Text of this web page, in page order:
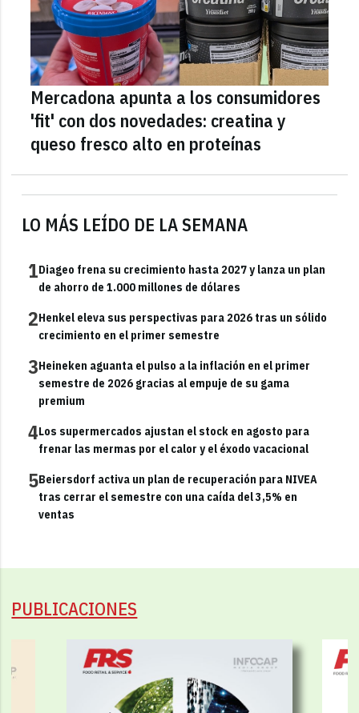
LO MÁS LEÍDO DE LA SEMANA
1Diageo frena su crecimiento hasta 2027 y lanza un plan
de ahorro de 1.000 millones de dólares
2Henkel eleva sus perspectivas para 2026 tras un sólido
crecimiento en el primer semestre
3Heineken aguanta el pulso a la inflación en el primer
semestre de 2026 gracias al empuje de su gama
premium
4Los supermercados ajustan el stock en agosto para
frenar las mermas por el calor y el éxodo vacacional
5Beiersdorf activa un plan de recuperación para NIVEA
tras cerrar el semestre con una caída del 3,5% en
ventas
Mercadona apunta a los consumidores
'fit' con dos novedades: creatina y
queso fresco alto en proteínas
PUBLICACIONES